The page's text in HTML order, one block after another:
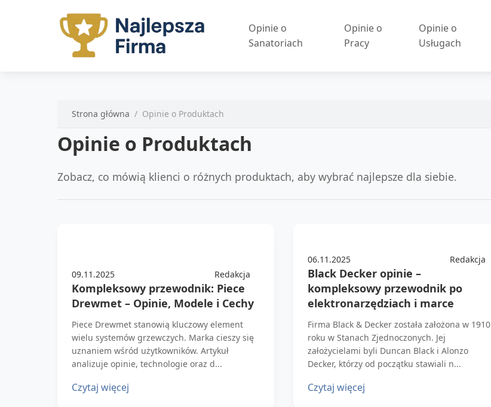
Opinie o
Sanatoriach
Opinie o
Pracy
Opinie o
Usługach
Strona główna Opinie o Produktach
Opinie o Produktach
Zobacz, co mówią klienci o różnych produktach, aby wybrać najlepsze dla siebie.
09.11.2025 Redakcja
Kompleksowy przewodnik: Piece
Drewmet – Opinie, Modele i Cechy
Piece Drewmet stanowią kluczowy element
wielu systemów grzewczych. Marka cieszy się
uznaniem wśród użytkowników. Artykuł
analizuje opinie, technologie oraz d...
Czytaj więcej
06.11.2025 Redakcja
Black Decker opinie –
kompleksowy przewodnik po
elektronarzędziach i marce
Firma Black & Decker została założona w 1910
roku w Stanach Zjednoczonych. Jej
założycielami byli Duncan Black i Alonzo
Decker, którzy od początku stawiali n...
Czytaj więcej